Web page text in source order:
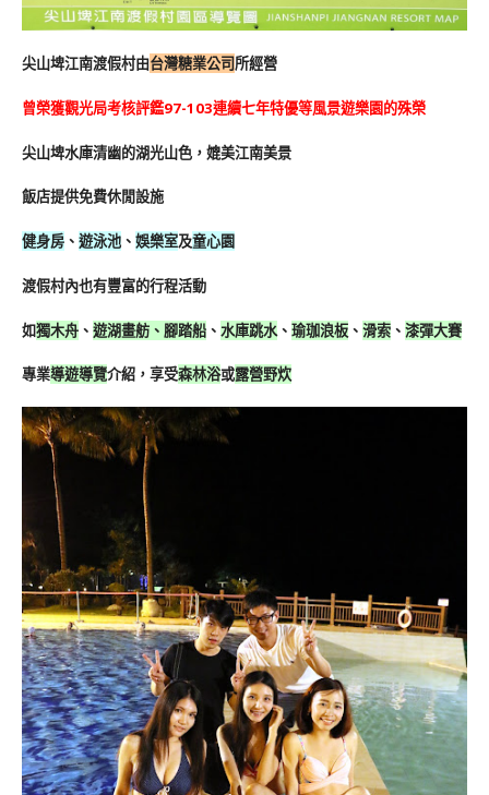
尖山埤江南渡假村由台灣糖業公司所經營
曾榮獲觀光局考核評鑑97-103連續七年特優等風景遊樂園的殊榮
尖山埤水庫清幽的湖光山色，媲美江南美景
飯店提供免費休閒設施
健身房 、 遊泳池 、 娛樂室及童心園
渡假村內也有豐富的行程活動
如獨木舟 、 遊湖畫舫、腳踏船 、 水庫跳水、 瑜珈浪板 、 滑索 、 漆彈大賽
專業導遊導覽介紹，享受森林浴或露營野炊